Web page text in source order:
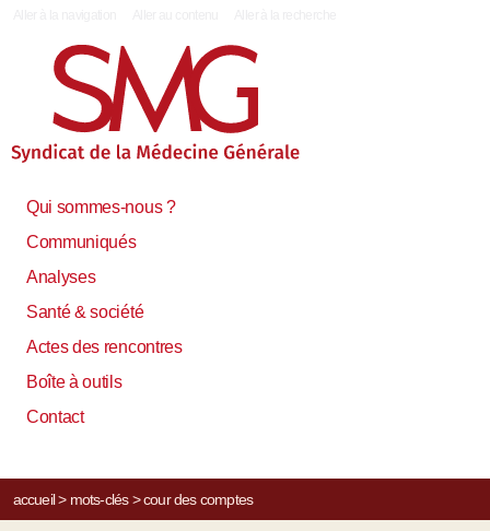
Qui sommes-nous ?
Communiqués
Analyses
Santé & société
Actes des rencontres
Boîte à outils
Contact
accueil> mots-clés> cour des comptes